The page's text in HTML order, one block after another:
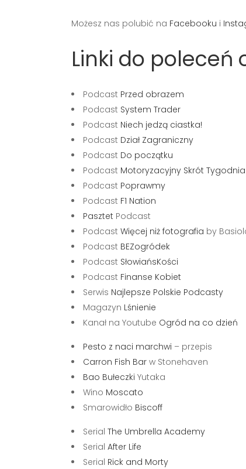
Możesz nas polubić na Facebooku i
Linki do
Podcast Przed obrazem
Podcast System Trader
Podcast Niech jedzą ciastka!
Podcast Dział Zagraniczny
Podcast Do początku
Podcast Motoryzacyjny Skrót Tygodnia
Podcast Poprawmy
Podcast F1 Nation
Pasztet Podcast
Podcast Więcej niż fotografia by
Podcast BEZogródek
Podcast SłowiańsKości
Podcast Finanse Kobiet
Serwis Najlepsze Polskie Podcasty
Magazyn Lśnienie
Kanał na Youtube Ogród na co dzień
Pesto z naci marchwi – przepis
Carron Fish Bar w Stonehaven
Bao Bułeczki Yutaka
Wino Moscato
Smarowidło Biscoff
Serial The Umbrella Academy
Serial After Life
Serial Rick and Morty